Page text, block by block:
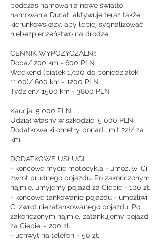
podczas hamowania nowe światło
hamowania Ducati aktywuje teraz także
kierunkowskazy, aby lepiej sygnalizować
niebezpieczeństwo na drodze.
CENNIK WYPOŻYCZALNI:
Doba/ 200 km - 600 PLN
Weekend (piątek 17:00 do poniedziałek
11:00)/ 600 km - 1200 PLN
Tydzień/ 1500 km - 3800 PLN
Kaucja: 5 000 PLN
Udział własny w szkodzie: 5 000 PLN
Dodatkowe kilometry ponad limit 2zł/ za
km.
DODATKOWE USŁUGI:
- końcowe mycie motocykla - umożliwi Ci
zwrot brudnego pojazdu. Po zakończonym
najmie, umyjemy pojazd za Ciebie - 100 zł.
- końcowe tankowanie pojazdu - umożliwi
Ci zwrot niezatankowanego pojazdu. Po
zakończonym najmie, zatankujemy pojazd
za Ciebie. - 200 zł.
- uchwyt na telefon - 50 zł.